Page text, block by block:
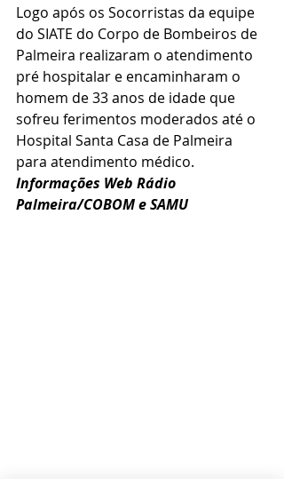
Logo após os Socorristas da equipe
do SIATE do Corpo de Bombeiros de
Palmeira realizaram o atendimento
pré hospitalar e encaminharam o
homem de 33 anos de idade que
sofreu ferimentos moderados até o
Hospital Santa Casa de Palmeira
para atendimento médico.
Informações Web Rádio
Palmeira/COBOM e SAMU